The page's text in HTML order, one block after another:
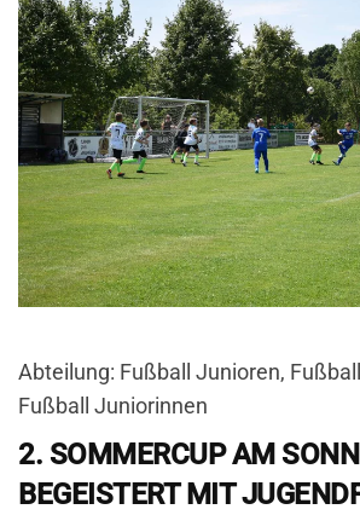
Abteilung: Fußball Junioren,
Fußball Juniorinnen
2. SOMMERCUP AM
BEGEISTERT MIT